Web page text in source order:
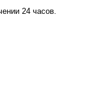
24 часов.